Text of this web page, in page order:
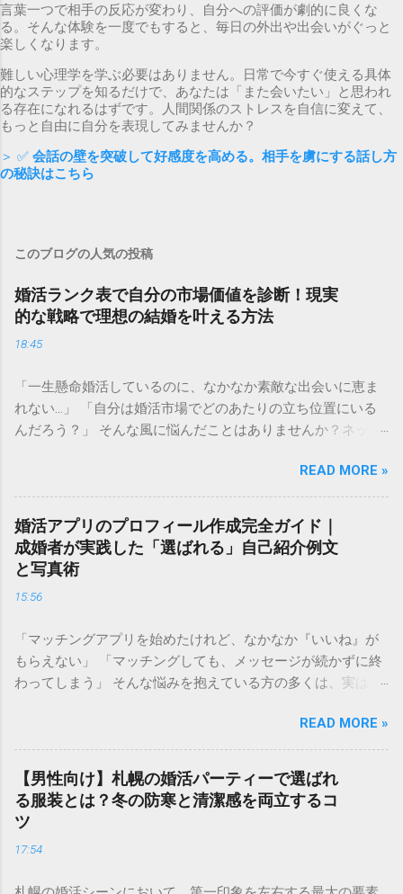
言葉一つで相手の反応が変わり、自分への評価が劇的に良くな
る。そんな体験を一度でもすると、毎日の外出や出会いがぐっと
楽しくなります。
難しい心理学を学ぶ必要はありません。日常で今すぐ使える具体
的なステップを知るだけで、あなたは「また会いたい」と思われ
る存在になれるはずです。人間関係のストレスを自信に変えて、
もっと自由に自分を表現してみませんか？
＞ ✅ 会話の壁を突破して好感度を高める。相手を虜にする話し方
の秘訣はこちら
このブログの人気の投稿
婚活ランク表で自分の市場価値を診断！現実
的な戦略で理想の結婚を叶える方法
18:45
「一生懸命婚活しているのに、なかなか素敵な出会いに恵ま
れない…」 「自分は婚活市場でどのあたりの立ち位置にいる
んだろう？」 そんな風に悩んだことはありませんか？ネット
くるようで怖いと感じる方も多いかもしれません。しかし、
自分の現在の立ち位置を客観的に把握することは、決して自
分を否定することではありません。 むしろ、今の自分の「市
場価値」を正しく理解することは、最短ルートで幸せな結婚
を掴み取るための 強力な武器 になります。 この記事では、
婚活ランク表の仕組みや評価基準を詳しく解説し、自分のラ
ンクを知った上でどのように戦略を立てれば良いのか、具体
が決まる仕組み 婚活ランク表とは、年齢、年収、学歴、外
見、職業などのスペックを数値化し、婚活市場における「需
要」を可視化したものです。多くの結婚相談所やマッチング
るポイントが大きく異なるのが特徴です。 男性の評価ポイン
ト：経済力と安定感 男性の場合、最も重視されるのは**「年
収」と「職業」**です。 Sランク： 年収1000万円以上、医
師、弁護士、大手商社など Aランク： 年収700〜900万円、上
場企業勤務、公務員など Bランク： 年収400〜600万円、一般
性の評価ポイント：若さと容姿 女性の場合、婚活市場で最も
READ MORE »
婚活アプリのプロフィール作成完全ガイド｜
成婚者が実践した「選ばれる」自己紹介例文
と写真術
15:56
「マッチングアプリを始めたけれど、なかなか『いいね』が
もらえない」 「マッチングしても、メッセージが続かずに終
わってしまう」 そんな悩みを抱えている方の多くは、実は プ
て、プロフィールはあなたの「第一印象」そのもの。どれだ
け素敵な内面を持っていても、入り口であるプロフィールで
魅力を伝えられなければ、出会いの土俵に上がることすらで
きません。 成婚退会していく人たちには、共通した「プロフ
ィールの法則」があります。それは、単に自分を良く見せる
ことではなく、**「相手に安心感を与え、未来を想像させ
る」**という視点です。 この記事では、多くの成婚者を輩出
READ MORE »
【男性向け】札幌の婚活パーティーで選ばれ
る服装とは？冬の防寒と清潔感を両立するコ
ツ
17:54